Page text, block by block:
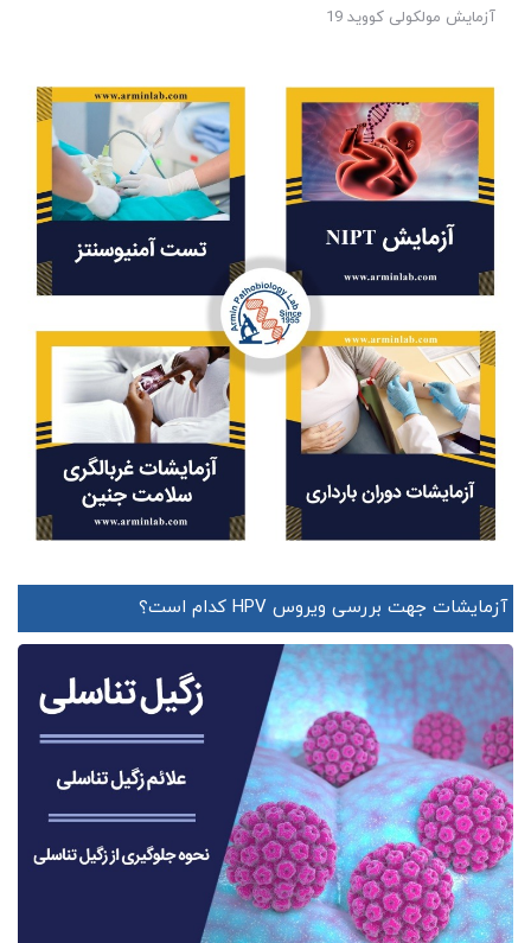
آزمایش مولکولی کووید 19
آزمایشات جهت بررسی ویروس HPV کدام است؟